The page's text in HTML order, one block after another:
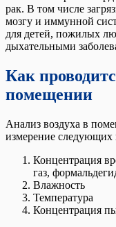
рак. В том числе
мозгу и иммунной
для детей, пожилых
дыхательными
Как
помещении
Анализ воздуха в
измерение следующих
Концентрация
газ,
Влажность
Температура
Концентрация